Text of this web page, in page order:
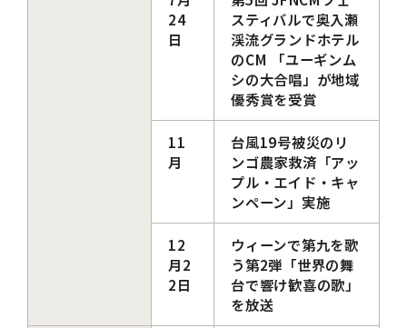
24
日
スティバルで奥入瀬
渓流グランドホテル
のCM 「ユーギンム
シの大合唱」が地域
優秀賞を受賞
11
月
台風19号被災のリ
ンゴ農家救済「アッ
プル・エイド・キャ
ンペーン」実施
12
月2
2日
ウィーンで第九を歌
う第2弾「世界の舞
台で響け歓喜の歌」
を放送